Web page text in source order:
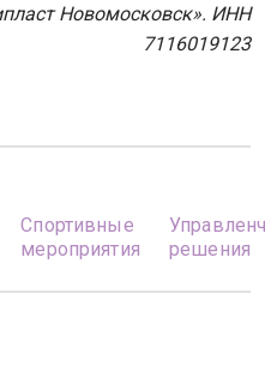
Новомосковск». ИНН
7116019123
Спортивные
мероприятия
решения